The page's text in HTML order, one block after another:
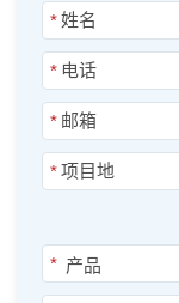
*
*
*
*
*